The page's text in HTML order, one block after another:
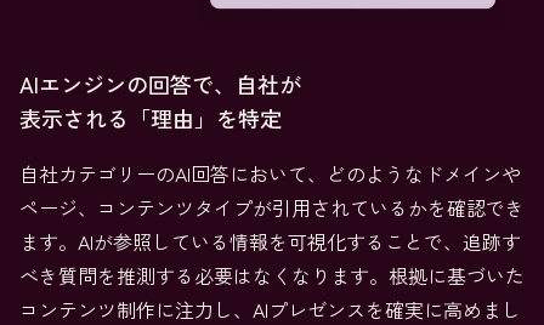
AIエンジンの回答で、自社が
表示される「理由」を特定
自社カテゴリーのAI回答において、どのようなドメインや
ページ、コンテンツタイプが引用されているかを確認でき
ます。AIが参照している情報を可視化することで、追跡す
べき質問を推測する必要はなくなります。根拠に基づいた
コンテンツ制作に注力し、AIプレゼンスを確実に高めまし